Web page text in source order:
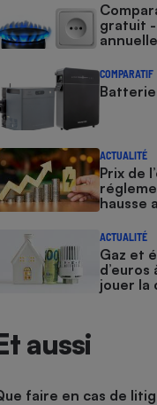
gratuit
COMPARATIF
ACTUALITÉ
Prix de
hausse
ACTUALITÉ
Gaz et
jouer la
aussi
faire en cas de